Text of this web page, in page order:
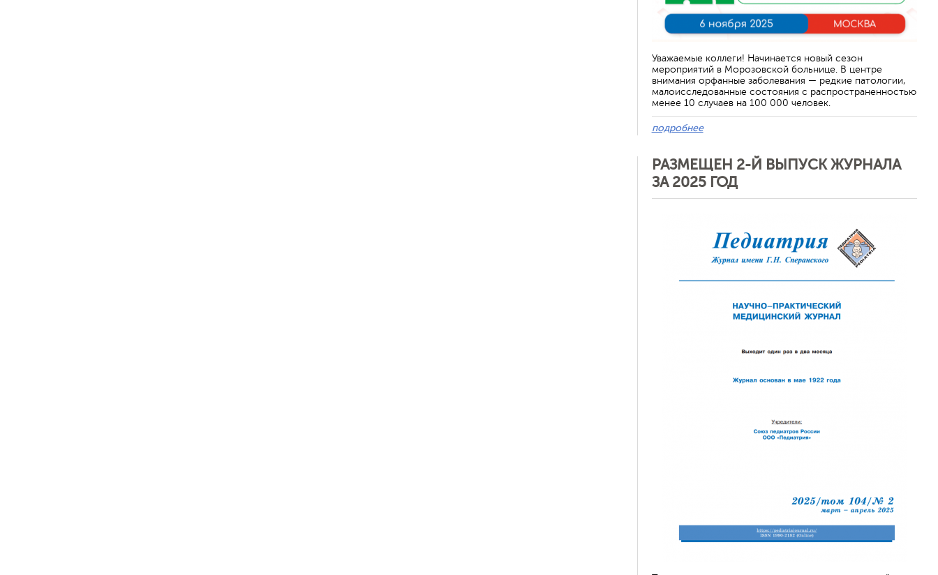
Уважаемые коллеги! Начинается новый сезон
мероприятий в Морозовской больнице. В центре
внимания орфанные заболевания — редкие патологии,
малоисследованные состояния с распространенностью
менее 10 случаев на 100 000 человек.
подробнее
РАЗМЕЩЕН 2-Й ВЫПУСК ЖУРНАЛА
ЗА 2025 ГОД